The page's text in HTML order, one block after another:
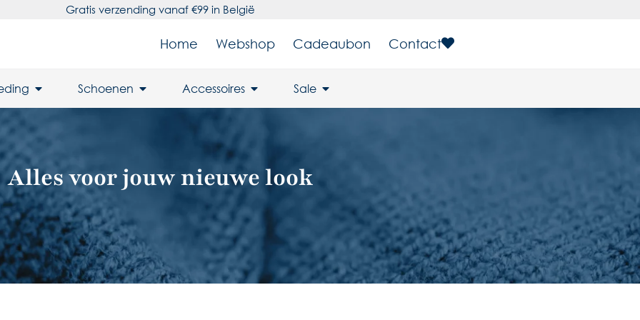
Gratis verzending vanaf €99 in België
Home Webshop Cadeaubon Contact
Schoenen Accessoires Sale
Alles voor jouw nieuwe look